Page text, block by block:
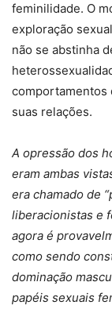
feminilidade. O
exploração
não se abstinha
comportamentos
suas relações.
A opressão dos
eram ambas
era chamado de
liberacionistas e
agora é
como sendo
dominação
papéis sexuais